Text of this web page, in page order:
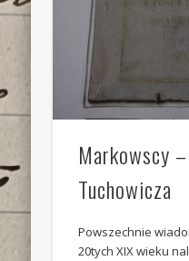
Markowscy
Tuchowicza
Powszechnie
20tych XIX wieku